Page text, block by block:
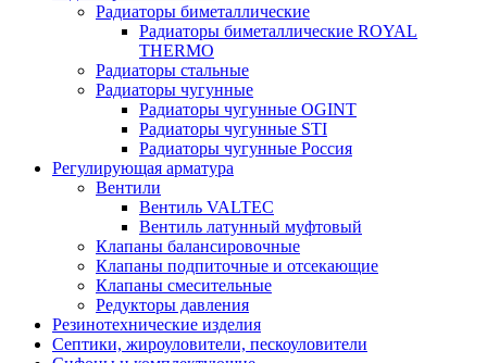
Радиаторы биметаллические
Радиаторы биметаллические ROYAL
THERMO
Радиаторы стальные
Радиаторы чугунные
Радиаторы чугунные OGINT
Радиаторы чугунные STI
Радиаторы чугунные Россия
Регулирующая арматура
Вентили
Вентиль VALTEC
Вентиль латунный муфтовый
Клапаны балансировочные
Клапаны подпиточные и отсекающие
Клапаны смесительные
Редукторы давления
Резинотехнические изделия
Септики, жироуловители, пескоуловители